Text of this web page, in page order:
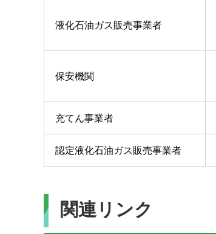
液化石油ガス販売事業者
保安機関
充てん事業者
認定液化石油ガス販売事業者
関連リンク